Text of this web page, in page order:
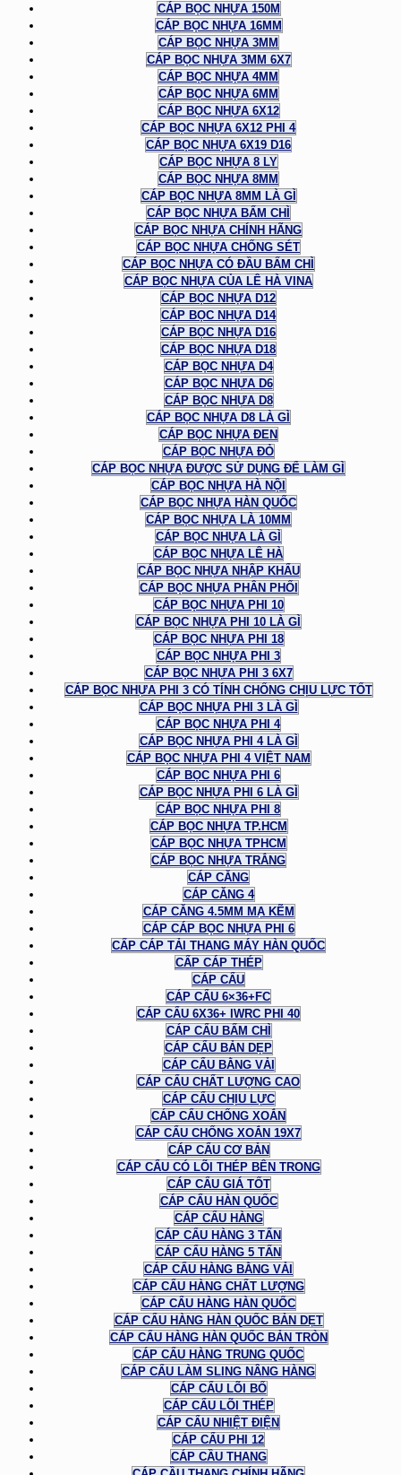
CÁP BỌC NHỰA 150M
CÁP BỌC NHỰA 16MM
CÁP BỌC NHỰA 3MM
CÁP BỌC NHỰA 3MM 6X7
CÁP BỌC NHỰA 4MM
CÁP BỌC NHỰA 6MM
CÁP BỌC NHỰA 6X12
CÁP BỌC NHỰA 6X12 PHI 4
CÁP BỌC NHỰA 6X19 D16
CÁP BỌC NHỰA 8 LY
CÁP BỌC NHỰA 8MM
CÁP BỌC NHỰA 8MM LÀ GÌ
CÁP BỌC NHỰA BẤM CHÌ
CÁP BỌC NHỰA CHÍNH HÃNG
CÁP BỌC NHỰA CHỐNG SÉT
CÁP BỌC NHỰA CÓ ĐẦU BẤM CHÌ
CÁP BỌC NHỰA CỦA LÊ HÀ VINA
CÁP BỌC NHỰA D12
CÁP BỌC NHỰA D14
CÁP BỌC NHỰA D16
CÁP BỌC NHỰA D18
CÁP BỌC NHỰA D4
CÁP BỌC NHỰA D6
CÁP BỌC NHỰA D8
CÁP BỌC NHỰA D8 LÀ GÌ
CÁP BỌC NHỰA ĐEN
CÁP BỌC NHỰA ĐỎ
CÁP BỌC NHỰA ĐƯỢC SỬ DỤNG ĐỂ LÀM GÌ
CÁP BỌC NHỰA HÀ NỘI
CÁP BỌC NHỰA HÀN QUỐC
CÁP BỌC NHỰA LÀ 10MM
CÁP BỌC NHỰA LÀ GÌ
CÁP BỌC NHỰA LÊ HÀ
CÁP BỌC NHỰA NHẬP KHẨU
CÁP BỌC NHỰA PHÂN PHỐI
CÁP BỌC NHỰA PHI 10
CÁP BỌC NHỰA PHI 10 LÀ GÌ
CÁP BỌC NHỰA PHI 18
CÁP BỌC NHỰA PHI 3
CÁP BỌC NHỰA PHI 3 6X7
CÁP BỌC NHỰA PHI 3 CÓ TÍNH CHỐNG CHỊU LỰC TỐT
CÁP BỌC NHỰA PHI 3 LÀ GÌ
CÁP BỌC NHỰA PHI 4
CÁP BỌC NHỰA PHI 4 LÀ GÌ
CÁP BỌC NHỰA PHI 4 VIỆT NAM
CÁP BỌC NHỰA PHI 6
CÁP BỌC NHỰA PHI 6 LÀ GÌ
CÁP BỌC NHỰA PHI 8
CÁP BỌC NHỰA TP.HCM
CÁP BỌC NHỰA TPHCM
CÁP BỌC NHỰA TRẮNG
CÁP CĂNG
CÁP CĂNG 4
CÁP CĂNG 4.5MM MẠ KẼM
CÁP CÁP BỌC NHỰA PHI 6
CẤP CÁP TẢI THANG MÁY HÀN QUỐC
CẤP CÁP THÉP
CÁP CẨU
CÁP CẨU 6×36+FC
CÁP CẨU 6X36+ IWRC PHI 40
CÁP CẨU BẤM CHÌ
CÁP CẨU BẢN DẸP
CÁP CẨU BẰNG VẢI
CÁP CẨU CHẤT LƯỢNG CAO
CÁP CẨU CHỊU LỰC
CÁP CẨU CHỐNG XOẮN
CÁP CẨU CHỐNG XOẮN 19X7
CÁP CẨU CƠ BẢN
CÁP CẨU CÓ LÕI THÉP BÊN TRONG
CÁP CẨU GIÁ TỐT
CÁP CẨU HÀN QUỐC
CÁP CẨU HÀNG
CÁP CẨU HÀNG 3 TẤN
CÁP CẨU HÀNG 5 TẤN
CÁP CẨU HÀNG BẰNG VẢI
CÁP CẨU HÀNG CHẤT LƯỢNG
CÁP CẨU HÀNG HÀN QUỐC
CÁP CẨU HÀNG HÀN QUỐC BẢN DẸT
CÁP CẨU HÀNG HÀN QUỐC BẢN TRÒN
CÁP CẨU HÀNG TRUNG QUỐC
CÁP CẨU LÀM SLING NÂNG HÀNG
CÁP CẨU LÕI BỐ
CÁP CẨU LÕI THÉP
CÁP CẨU NHIỆT ĐIỆN
CÁP CẨU PHI 12
CÁP CẦU THANG